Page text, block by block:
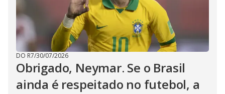
DO R7/30/07/2026
Obrigado, Neymar. Se o Brasil
ainda é respeitado no futebol, a